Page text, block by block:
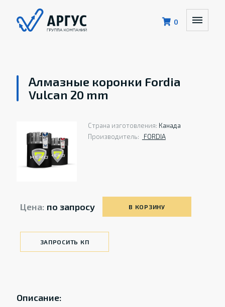
0
Алмазные коронки Fordia
Vulcan 20 mm
Страна изготовления: Канада
Производитель:
FORDIA
Цена: по запросу В КОРЗИНУ
ЗАПРОСИТЬ КП
Описание: